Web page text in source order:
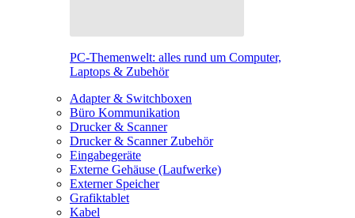
PC-Themenwelt: alles rund um Computer,
Laptops & Zubehör
Adapter & Switchboxen
Büro Kommunikation
Drucker & Scanner
Drucker & Scanner Zubehör
Eingabegeräte
Externe Gehäuse (Laufwerke)
Externer Speicher
Grafiktablet
Kabel